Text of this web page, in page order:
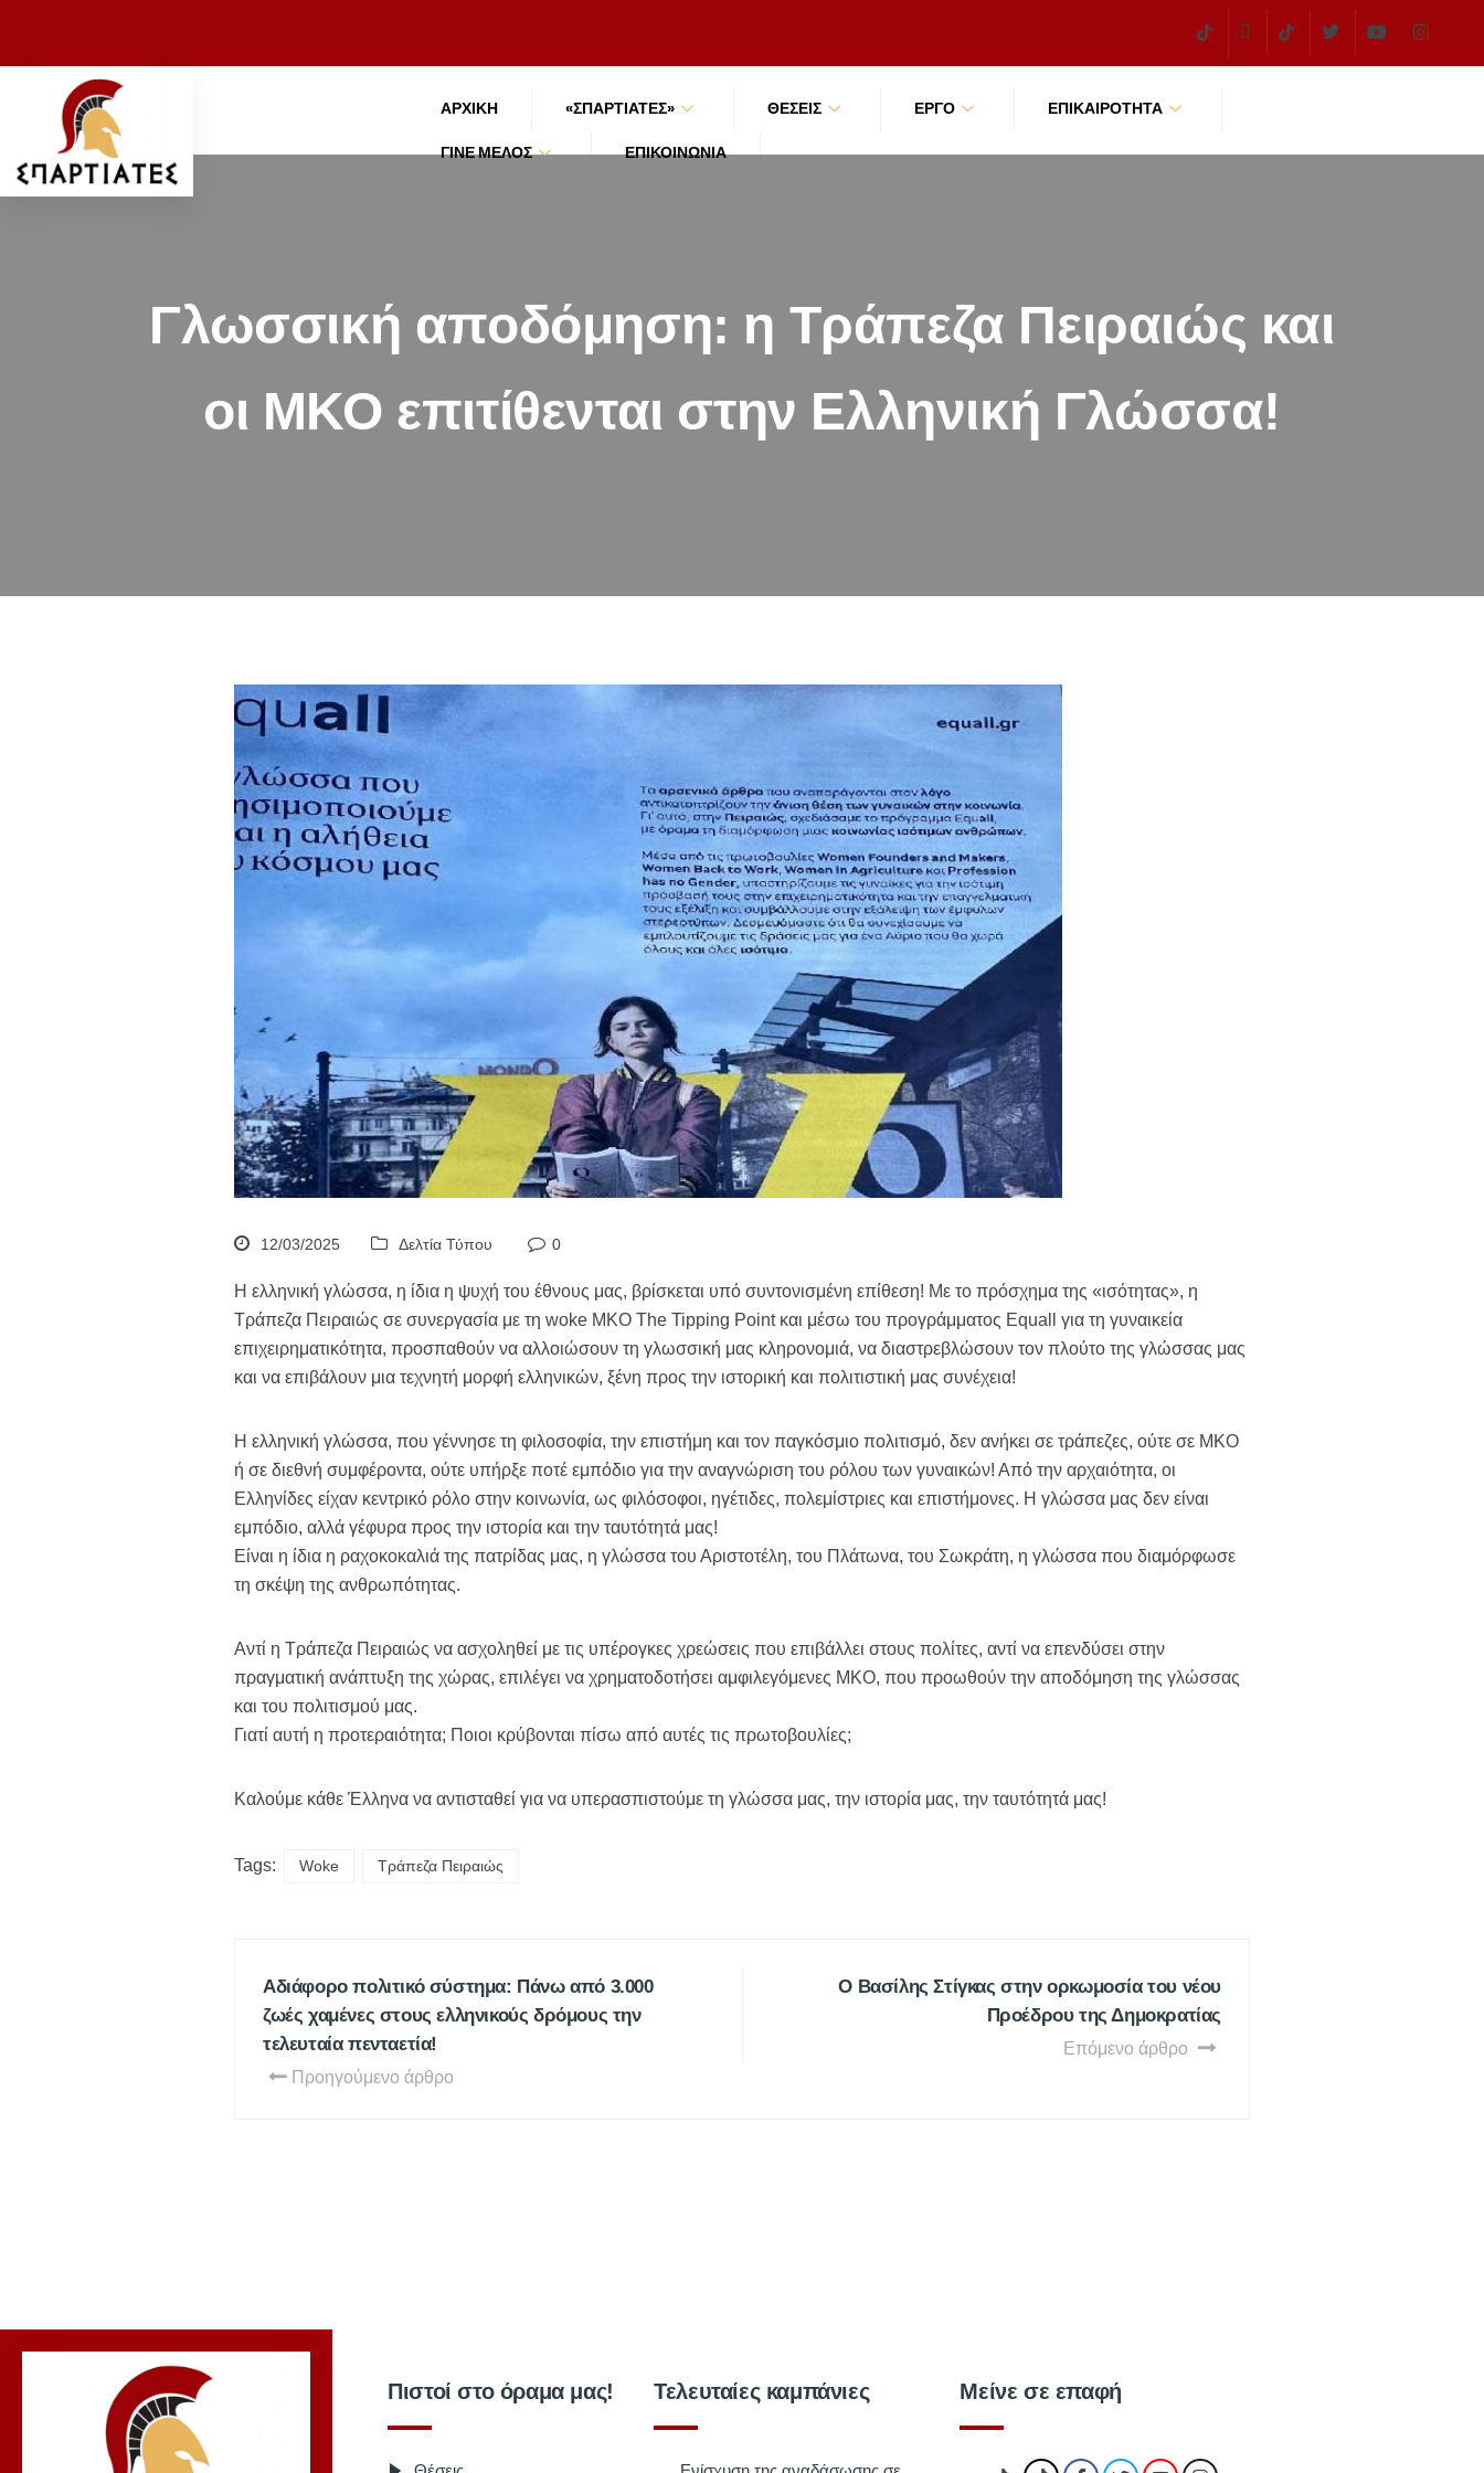
ΑΡΧΙΚΉ «ΣΠΑΡΤΙΑΤΕΣ» ΘΕΣΕΙΣ ΕΡΓΟ
ΕΠΙΚΑΙΡΌΤΗΤΑ
ΓΊΝΕ ΜΈΛΟΣ
ΕΠΙΚΟΙΝΩΝΊΑ
Γλωσσική αποδόμηση: η Τράπεζα Πειραιώς και
οι ΜΚΟ επιτίθενται στην Ελληνική Γλώσσα!
12/03/2025 Δελτία Τύπου 0
Η ελληνική γλώσσα, η ίδια η ψυχή του έθνους μας, βρίσκεται υπό συντονισμένη επίθεση! Με το πρόσχημα της «ισότητας», η
Τράπεζα Πειραιώς σε συνεργασία με τη woke ΜΚΟ The Tipping Point και μέσω του προγράμματος Equall για τη γυναικεία
επιχειρηματικότητα, προσπαθούν να αλλοιώσουν τη γλωσσική μας κληρονομιά, να διαστρεβλώσουν τον πλούτο της γλώσσας μας
και να επιβάλουν μια τεχνητή μορφή ελληνικών, ξένη προς την ιστορική και πολιτιστική μας συνέχεια!
Η ελληνική γλώσσα, που γέννησε τη φιλοσοφία, την επιστήμη και τον παγκόσμιο πολιτισμό, δεν ανήκει σε τράπεζες, ούτε σε ΜΚΟ
ή σε διεθνή συμφέροντα, ούτε υπήρξε ποτέ εμπόδιο για την αναγνώριση του ρόλου των γυναικών! Από την αρχαιότητα, οι
Ελληνίδες είχαν κεντρικό ρόλο στην κοινωνία, ως φιλόσοφοι, ηγέτιδες, πολεμίστριες και επιστήμονες. Η γλώσσα μας δεν είναι
εμπόδιο, αλλά γέφυρα προς την ιστορία και την ταυτότητά μας!
Είναι η ίδια η ραχοκοκαλιά της πατρίδας μας, η γλώσσα του Αριστοτέλη, του Πλάτωνα, του Σωκράτη, η γλώσσα που διαμόρφωσε
τη σκέψη της ανθρωπότητας.
Αντί η Τράπεζα Πειραιώς να ασχοληθεί με τις υπέρογκες χρεώσεις που επιβάλλει στους πολίτες, αντί να επενδύσει στην
πραγματική ανάπτυξη της χώρας, επιλέγει να χρηματοδοτήσει αμφιλεγόμενες ΜΚΟ, που προωθούν την αποδόμηση της γλώσσας
και του πολιτισμού μας.
Γιατί αυτή η προτεραιότητα; Ποιοι κρύβονται πίσω από αυτές τις πρωτοβουλίες;
Καλούμε κάθε Έλληνα να αντισταθεί για να υπερασπιστούμε τη γλώσσα μας, την ιστορία μας, την ταυτότητά μας!
Tags: Woke Τράπεζα Πειραιώς
Αδιάφορο πολιτικό σύστημα: Πάνω από 3.000
ζωές χαμένες στους ελληνικούς δρόμους την
τελευταία πενταετία!
Προηγούμενο άρθρο
Ο Βασίλης Στίγκας στην ορκωμοσία του νέου
Προέδρου της Δημοκρατίας
Επόμενο άρθρο
Πιστοί στο όραμα μας! Τελευταίες καμπάνιες Μείνε σε επαφή